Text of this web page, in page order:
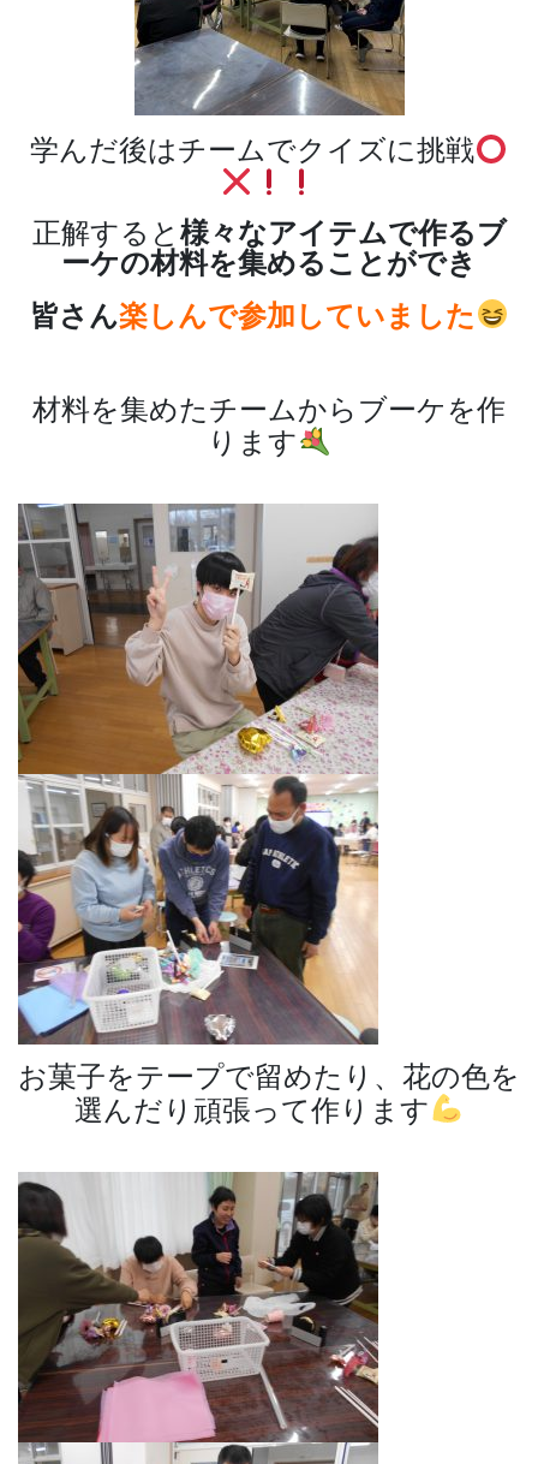
学んだ後はチームでクイズに挑戦
正解すると 様々なアイテムで作るブ
ーケの材料を集めることができ
皆さん楽しんで参加していました
材料を集めたチームからブーケを作
ります
お菓子をテープで留めたり、花の色を
選んだり頑張って作ります